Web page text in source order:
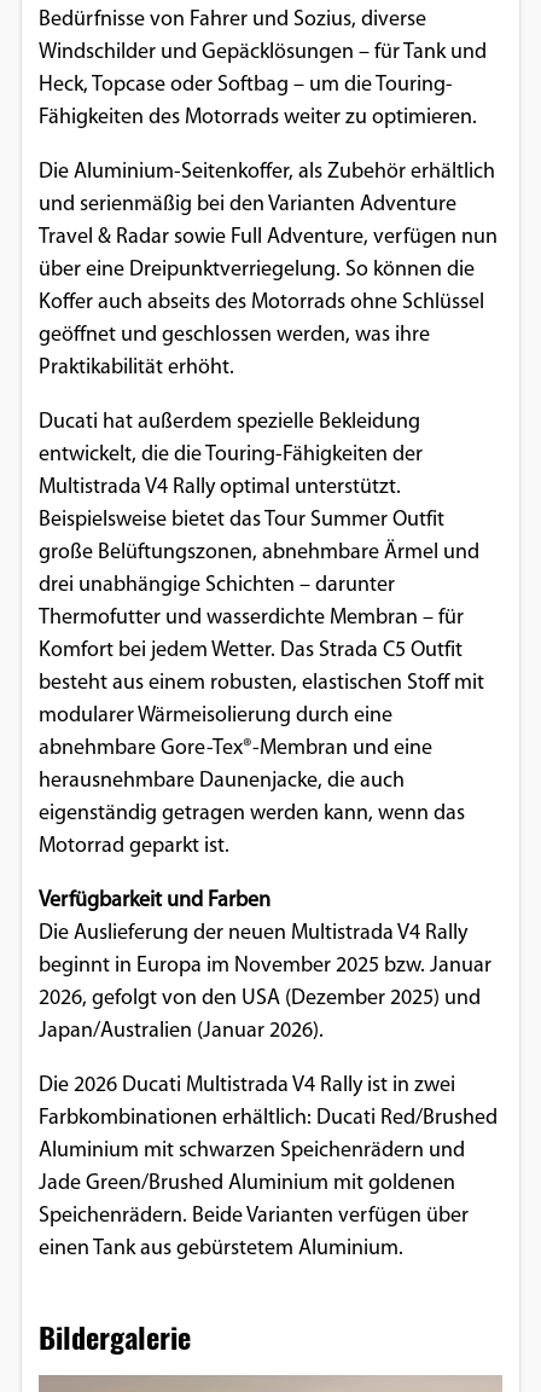
Bedürfnisse von Fahrer und Sozius, diverse
Windschilder und Gepäcklösungen – für Tank und
Heck, Topcase oder Softbag – um die Touring-
Fähigkeiten des Motorrads weiter zu optimieren.
Die Aluminium-Seitenkoffer, als Zubehör erhältlich
und serienmäßig bei den Varianten Adventure
Travel & Radar sowie Full Adventure, verfügen nun
über eine Dreipunktverriegelung. So können die
Koffer auch abseits des Motorrads ohne Schlüssel
geöffnet und geschlossen werden, was ihre
Praktikabilität erhöht.
Ducati hat außerdem spezielle Bekleidung
entwickelt, die die Touring-Fähigkeiten der
Multistrada V4 Rally optimal unterstützt.
Beispielsweise bietet das Tour Summer Outfit
große Belüftungszonen, abnehmbare Ärmel und
drei unabhängige Schichten – darunter
Thermofutter und wasserdichte Membran – für
Komfort bei jedem Wetter. Das Strada C5 Outfit
besteht aus einem robusten, elastischen Stoff mit
modularer Wärmeisolierung durch eine
abnehmbare Gore-Tex®-Membran und eine
herausnehmbare Daunenjacke, die auch
eigenständig getragen werden kann, wenn das
Motorrad geparkt ist.
Verfügbarkeit und Farben
Die Auslieferung der neuen Multistrada V4 Rally
beginnt in Europa im November 2025 bzw. Januar
2026, gefolgt von den USA (Dezember 2025) und
Japan/Australien (Januar 2026).
Die 2026 Ducati Multistrada V4 Rally ist in zwei
Farbkombinationen erhältlich: Ducati Red/Brushed
Aluminium mit schwarzen Speichenrädern und
Jade Green/Brushed Aluminium mit goldenen
Speichenrädern. Beide Varianten verfügen über
einen Tank aus gebürstetem Aluminium.
Bildergalerie